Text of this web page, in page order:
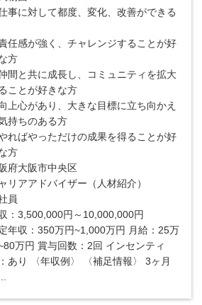
仕事に対して都度、変化、改善ができる
責任感が強く、チャレンジすることが好
方
仲間と共に成長し、コミュニティを拡大
ことが好きな方
上心があり、大きな目標に立ち向かえ
持ちのある方
やればやっただけの成果を得ることが好
方
府大阪市中央区
リアアドバイザー（人材紹介）
員
：3,500,000円～10,000,000円
年収：350万円~1,000万円 月給：25万
万円 賞与回数：2回 インセンティ
あり 〈年収例〉 〈補足情報〉 3ヶ月